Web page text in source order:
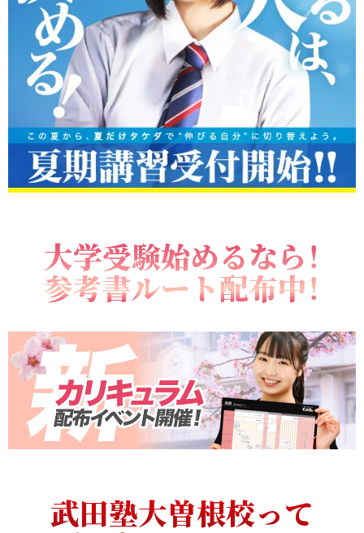
大学受験始めるなら！
参考書ルート配布中！
武田塾大曽根校って